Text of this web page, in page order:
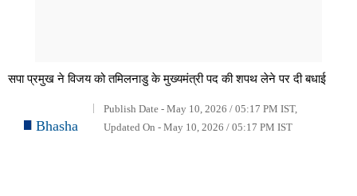
सपा प्रमुख ने विजय को तमिलनाडु के मुख्यमंत्री पद की शपथ लेने पर दी बधाई
Bhasha
Publish Date - May 10, 2026 / 05:17 PM IST,
Updated On - May 10, 2026 / 05:17 PM IST